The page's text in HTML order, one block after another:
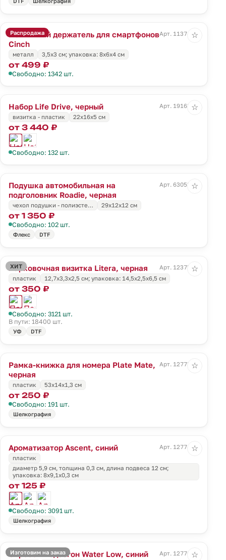
Распродажа
Магнитный держатель для смартфонов
Cinch
Арт. 11374.10
металл 3,5x3 см; упаковка: 8x6x4 см
от 499 ₽
Свободно: 1342 шт.
☆
Набор Life Drive, черный
Арт. 19163.30
визитка - пластик
22х16х5 см
от 3 440 ₽
Свободно: 132 шт.
☆
Подушка автомобильная на
подголовник Roadie, черная
Арт. 63053.30
чехол подушки - полиэсте… 29х12х12 см
от 1 350 ₽
Свободно: 102 шт.
Флекс DTF
☆
ХИТ
Парковочная визитка Litera, черная
Арт. 12375.30
пластик
12,7х3,3х2,5 см; упаковка: 14,5х2,5х6,5 см
от 350 ₽
Свободно: 3121 шт.
В пути: 18400 шт.
УФ DTF
☆
Рамка-книжка для номера Plate Mate,
черная
Арт. 12773.30
пластик 53x14x1,3 см
от 250 ₽
Свободно: 191 шт.
Шелкография
☆
Ароматизатор Ascent, синий
Арт. 12774.40
пластик
диаметр 5,9 см, толщина 0,3 см, длина подвеса 12 см;
упаковка: 8x9,1x0,3 см
от 125 ₽
Свободно: 3091 шт.
Шелкография
☆
Изготовим на заказ
Скребок-водосгон Water Low, синий
Арт. 12776.40
☆